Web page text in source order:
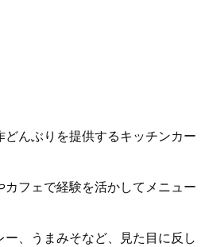
どんぶりを提供するキッチンカー
フェで経験を活かしてメニュー
、うまみそなど、見た目に反し